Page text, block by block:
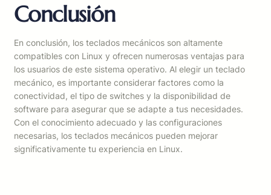
Conclusión
En conclusión, los teclados mecánicos son altamente
compatibles con Linux y ofrecen numerosas ventajas para
los usuarios de este sistema operativo. Al elegir un teclado
mecánico, es importante considerar factores como la
conectividad, el tipo de switches y la disponibilidad de
software para asegurar que se adapte a tus necesidades.
Con el conocimiento adecuado y las configuraciones
necesarias, los teclados mecánicos pueden mejorar
significativamente tu experiencia en Linux.